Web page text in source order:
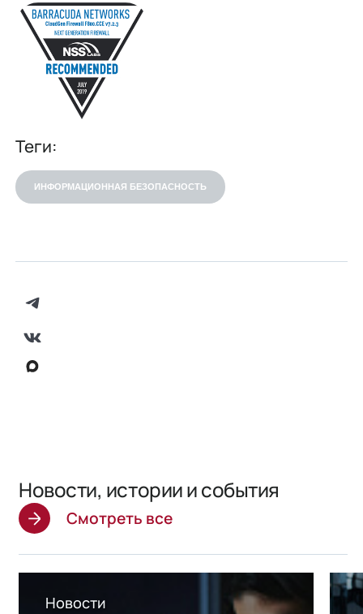
Теги:
ИНФОРМАЦИОННАЯ БЕЗОПАСНОСТЬ
Новости, истории и события
Смотреть все
Новости